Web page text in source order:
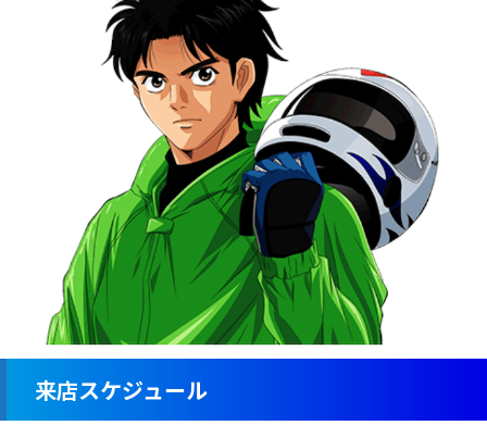
来店スケジュール